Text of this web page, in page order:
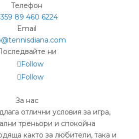
Телефон
89 460 6224­
Email
ни
Follow
Follow
За нас
отлични условия за игра,
треньори и спокойна
както за любители, така и